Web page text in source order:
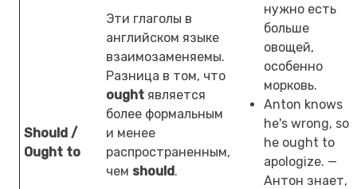
Should /
Ought to
Эти глаголы в
английском языке
взаимозаменяемы.
Разница в том, что
ought является
более формальным
и менее
распространенным,
чем should.
нужно есть
больше
овощей,
особенно
морковь.
Anton knows
he's wrong, so
he ought to
apologize. —
Антон знает,